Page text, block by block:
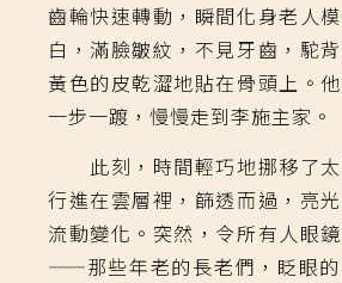
齒輪快速轉動，瞬間化身老人
白，滿臉皺紋，不見牙齒，駝
黃色的皮乾澀地貼在骨頭上。
一步一踱，慢慢走到李施主家。
此刻，時間輕巧地挪移了太
行進在雲層裡，篩透而過，亮
流動變化。突然，令所有人眼
——那些年老的長老們，眨眼